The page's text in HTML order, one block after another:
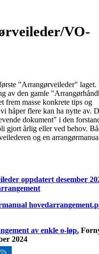
VO-
"Arrangørveileder" laget.
av den gamle
frem masse konkrete tips og
håper flere kan ha nytte av.
dokument" i den
gjort årlig eller ved behov.
og en
oppdatert desember
av enkle o-løp.
2024